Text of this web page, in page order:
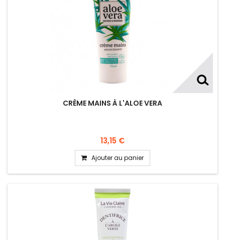
CRÈME MAINS À L'ALOE VERA
13,15 €
Ajouter au panier